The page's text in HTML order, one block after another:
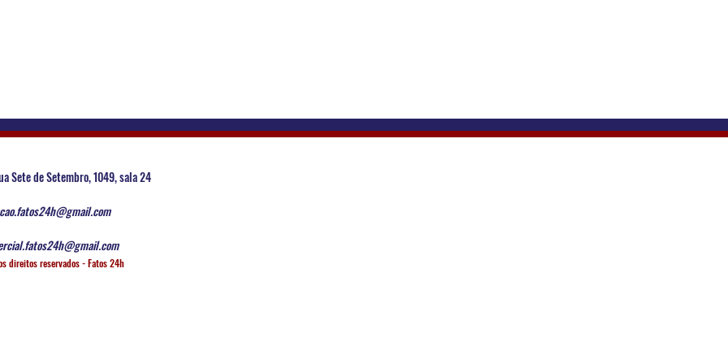
Sete de Setembro, 1049, sala 24
direitos reservados - Fatos 24h